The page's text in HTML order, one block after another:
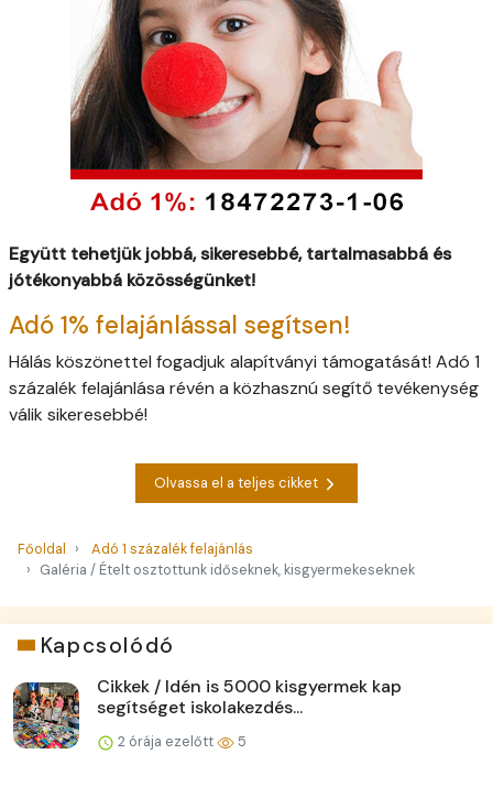
Együtt tehetjük jobbá, sikeresebbé, tartalmasabbá és
jótékonyabbá közösségünket!
Adó 1% felajánlással segítsen!
Hálás köszönettel fogadjuk alapítványi támogatását! Adó 1
százalék felajánlása révén a közhasznú segítő tevékenység
válik sikeresebbé!
Olvassa el a teljes cikket
Főoldal
Adó 1 százalék felajánlás
Galéria / Ételt osztottunk időseknek, kisgyermekeseknek
Kapcsolódó
Cikkek / Idén is 5000 kisgyermek kap
segítséget iskolakezdés...
2 órája ezelőtt 5